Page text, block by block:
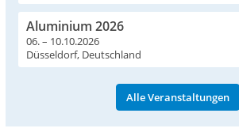
Aluminium 2026
06. – 10.10.2026
Düsseldorf, Deutschland
Alle Veranstaltungen